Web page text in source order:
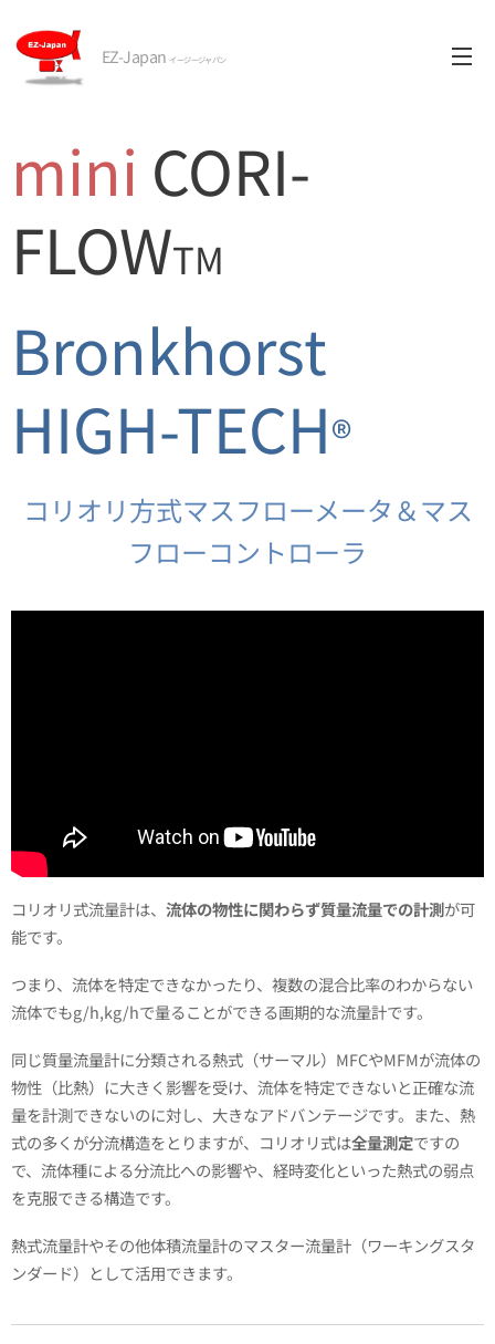
EZ-Japan イージージャパン
mini CORI-
FLOWTM
Bronkhorst
HIGH-TECH®
コリオリ方式マスフローメータ＆マス
フローコントローラ
コリオリ式流量計は、 流体の物性に関わらず質量流量での計測が可
能です。
つまり、流体を特定できなかったり、複数の混合比率のわからない
流体でもg/h,kg/hで量ることができる画期的な流量計です。
同じ質量流量計に分類される熱式（サーマル）MFCやMFMが流体の
物性（比熱）に大きく影響を受け、流体を特定できないと正確な流
量を計測できないのに対し、大きなアドバンテージです。また、熱
式の多くが分流構造をとりますが、コリオリ式は全量測定ですの
で、流体種による分流比への影響や、経時変化といった熱式の弱点
を克服できる構造です。
熱式流量計やその他体積流量計のマスター流量計（ワーキングスタ
ンダード）として活用できます。